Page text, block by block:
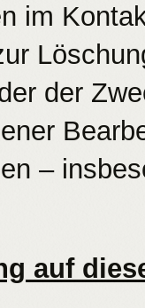
im
der
–
auf